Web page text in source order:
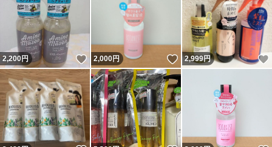
2,200円 いいね！
2,000円 いいね！
2,999円